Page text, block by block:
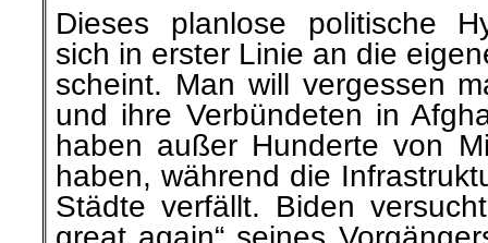
Dieses planlose politische
sich in erster Linie an die
scheint. Man will vergessen
und ihre Verbündeten in
haben außer Hunderte von
haben, während die
Städte verfällt. Biden